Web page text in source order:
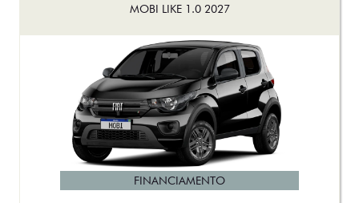
MOBI LIKE 1.0 2027
FINANCIAMENTO